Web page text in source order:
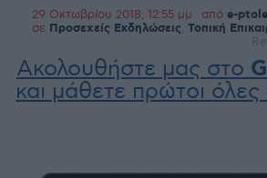
29 Οκτωβρίου 2018, 12:55 μμ από e-
σε Προσεχείς Εκδηλώσεις Τοπική
Ακολουθήστε μας στο
και μάθετε πρώτοι όλες